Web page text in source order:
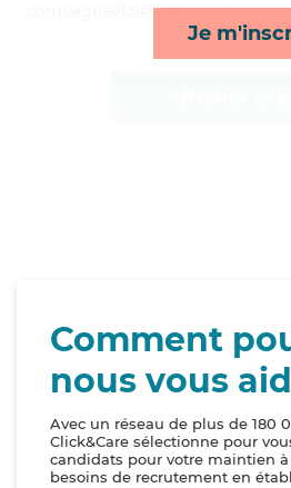
Je
compagnie/loisirs, lessive/
Comment
nous vous
Avec un réseau de plus de 180
Click&Care sélectionne pour
candidats pour votre maintien
besoins de recrutement en